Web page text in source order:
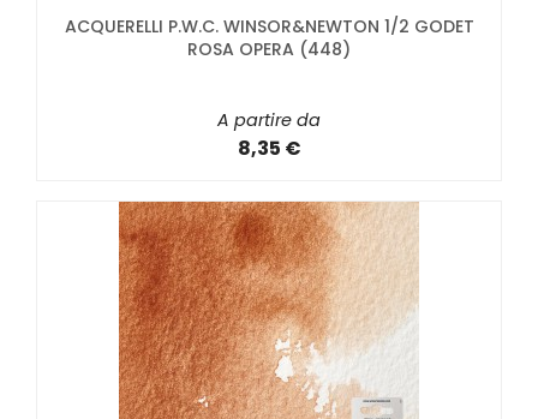
ACQUERELLI P.W.C. WINSOR&NEWTON 1/2 GODET
ROSA OPERA (448)
A partire da
8,35 €